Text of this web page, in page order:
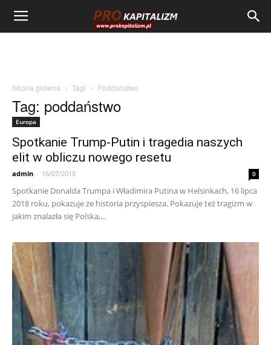
Strona główna Tagi Poddaństwo
Tag: poddaństwo
Europa
Spotkanie Trump-Putin i tragedia naszych
elit w obliczu nowego resetu
admin - 16/07/2018 0
Spotkanie Donalda Trumpa i Władimira Putina w Helsinkach, 16 lipca
2018 roku, pokazuje że historia przyspiesza. Pokazuje też tragizm w
jakim znalazła się Polska,...